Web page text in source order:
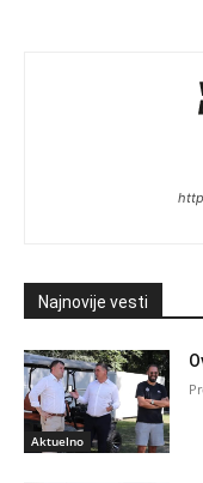
Najnovije vesti
Aktuelno